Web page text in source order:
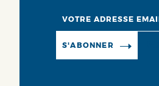
S'ABONNER